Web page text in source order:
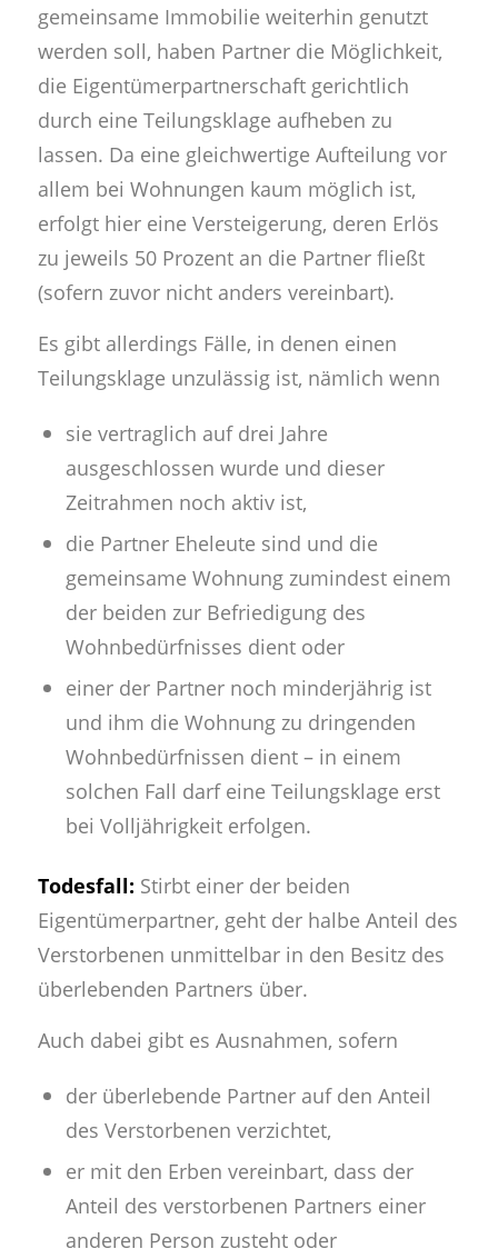
gemeinsame Immobilie weiterhin genutzt
werden soll, haben Partner die Möglichkeit,
die Eigentümerpartnerschaft gerichtlich
durch eine Teilungsklage aufheben zu
lassen. Da eine gleichwertige Aufteilung vor
allem bei Wohnungen kaum möglich ist,
erfolgt hier eine Versteigerung, deren Erlös
zu jeweils 50 Prozent an die Partner fließt
(sofern zuvor nicht anders vereinbart).
Es gibt allerdings Fälle, in denen einen
Teilungsklage unzulässig ist, nämlich wenn
sie vertraglich auf drei Jahre
ausgeschlossen wurde und dieser
Zeitrahmen noch aktiv ist,
die Partner Eheleute sind und die
gemeinsame Wohnung zumindest einem
der beiden zur Befriedigung des
Wohnbedürfnisses dient oder
einer der Partner noch minderjährig ist
und ihm die Wohnung zu dringenden
Wohnbedürfnissen dient – in einem
solchen Fall darf eine Teilungsklage erst
bei Volljährigkeit erfolgen.
Todesfall: Stirbt einer der beiden
Eigentümerpartner, geht der halbe Anteil des
Verstorbenen unmittelbar in den Besitz des
überlebenden Partners über.
Auch dabei gibt es Ausnahmen, sofern
der überlebende Partner auf den Anteil
des Verstorbenen verzichtet,
er mit den Erben vereinbart, dass der
Anteil des verstorbenen Partners einer
anderen Person zusteht oder